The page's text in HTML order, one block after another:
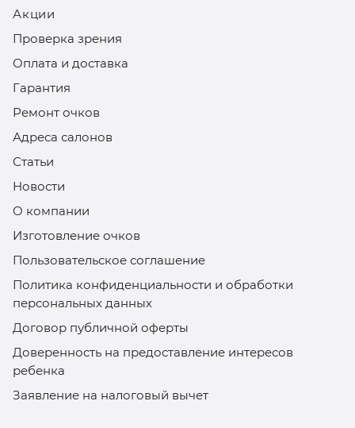
Акции
Проверка зрения
Оплата и доставка
Гарантия
Ремонт очков
Адреса салонов
Статьи
Новости
О компании
Изготовление очков
Пользовательское соглашение
Политика конфиденциальности и обработки
персональных данных
Договор публичной оферты
Доверенность на предоставление интересов
ребенка
Заявление на налоговый вычет